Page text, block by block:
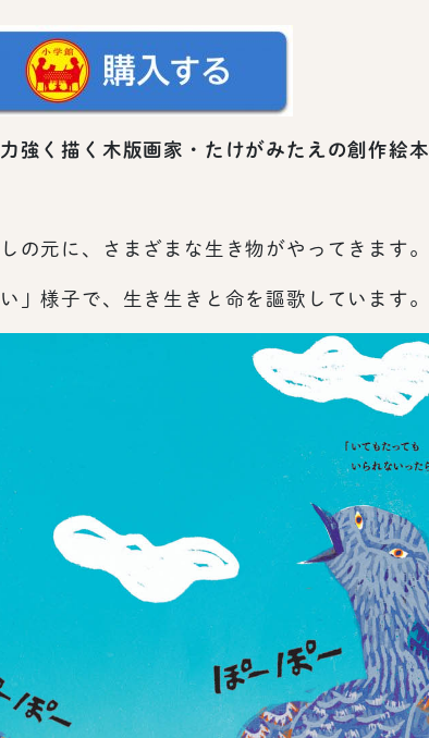
強く描く木版画家・たけがみたえの創作絵本
の元に、さまざまな生き物がやってきます。
」様子で、生き生きと命を謳歌しています。